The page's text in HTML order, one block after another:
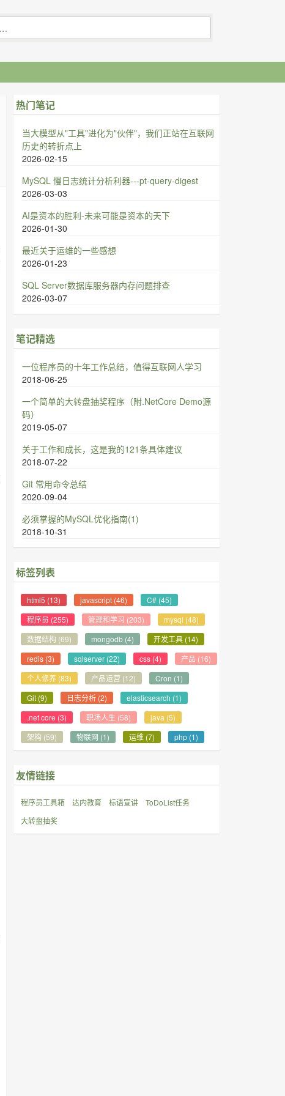
热门笔记
当大模型从"工具"进化为"伙伴"，我们正站在互联网
历史的转折点上
2026-02-15
MySQL 慢日志统计分析利器---pt-query-digest
2026-03-03
AI是资本的胜利-未来可能是资本的天下
2026-01-30
最近关于运维的一些感想
2026-01-23
SQL Server数据库服务器内存问题排查
2026-03-07
笔记精选
一位程序员的十年工作总结，值得互联网人学习
2018-06-25
一个简单的大转盘抽奖程序（附.NetCore Demo源
码）
2019-05-07
关于工作和成长，这是我的121条具体建议
2018-07-22
Git 常用命令总结
2020-09-04
必须掌握的MySQL优化指南(1)
2018-10-31
标签列表
html5 (13) javascript(46) C#(45)
程序员 (255) 管理和学习 (203) mysql (48)
数据结构 (69) mongodb(4) 开发工具(14)
redis(3) sqlserver(22) css(4) 产品 (16)
个人修养(83) 产品运营 (12) Cron (1)
Git(9) 日志分析(2) elasticsearch (1)
.net core (3) 职场人生 (58) java (5)
架构 (59) 物联网 (1) 运维(7) php(1)
友情链接
程序员工具箱 达内教育 标语宣讲
ToDoList任务
大转盘抽奖